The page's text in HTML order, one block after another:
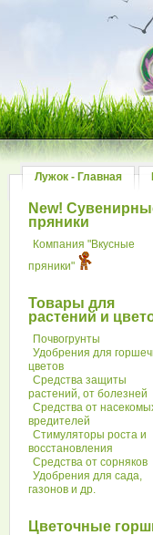
Лужок - Главная
New!
пряники
Компания "Вкусные
пряники"
Товары для
растений и
Почвогрунты
Удобрения для
цветов
Средства защиты
растений, от болезней
Средства от
вредителей
Стимуляторы роста и
восстановления
Средства от сорняков
Удобрения для сада,
газонов и др.
Цветочные